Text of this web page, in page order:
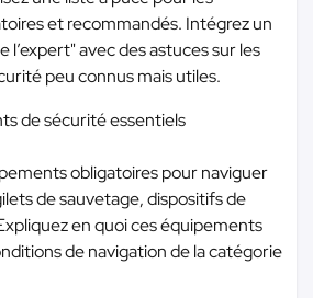
et recommandés. Intégrez un
l’expert" avec des astuces sur les
peu connus mais utiles.
de sécurité essentiels
obligatoires pour naviguer
de sauvetage, dispositifs de
en quoi ces équipements
de navigation de la catégorie